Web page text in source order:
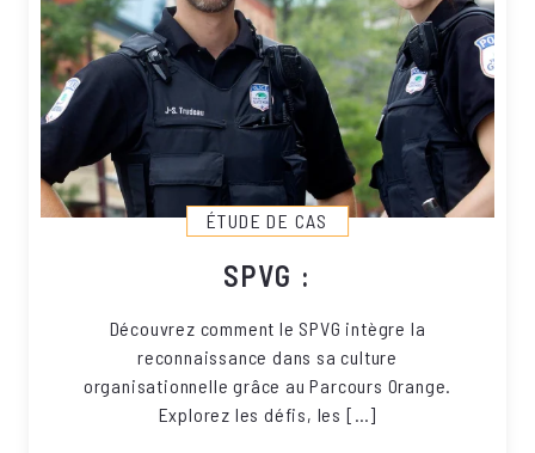
ÉTUDE DE CAS
SPVG :
Découvrez comment le SPVG intègre la
reconnaissance dans sa culture
organisationnelle grâce au Parcours Orange.
Explorez les défis, les […]